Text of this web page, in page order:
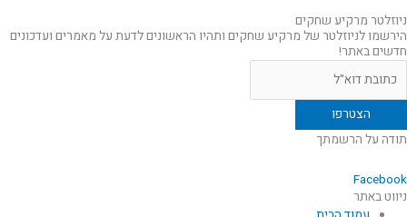
ניוזלטר מרקיע שחקים
הירשמו לניוזלטר של מרקיע שחקים ותהיו הראשונים לדעת על מאמרים ועדכונים
חדשים באתר!
תודה על הרשמתך
Facebook
ניווט באתר